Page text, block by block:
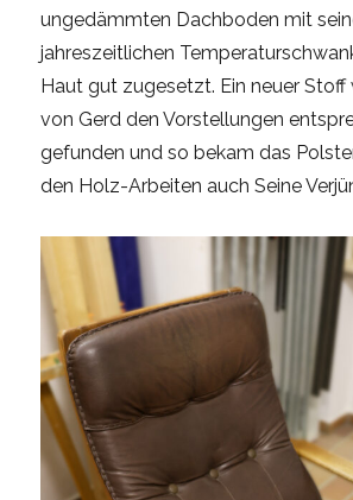
ungedämmten Dachboden mit
jahreszeitlichen
Haut gut zugesetzt. Ein neuer
von Gerd den Vorstellungen
gefunden und so bekam das
den Holz-Arbeiten auch Seine